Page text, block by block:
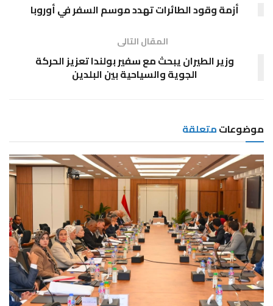
أزمة وقود الطائرات تهدد موسم السفر في أوروبا
المقال التالى
وزير الطيران يبحث مع سفير بولندا تعزيز الحركة
الجوية والسياحية بين البلدين
موضوعاتمتعلقة